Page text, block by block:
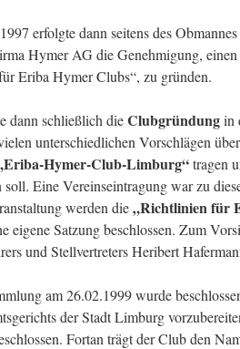
erfolgte dann seitens des
Hymer AG die Genehmigung,
Eriba Hymer Clubs“, zu gründen.
dann schließlich dieClubgründungin
unterschiedlichen Vorschlägen
Hymer-Club-Limburg“tragen
soll. Eine Vereinseintragung war zu
werden die„Richtlinien für
eigene Satzung beschlossen. Zum
und Stellvertreters Heribert
am 26.02.1999 wurde
der Stadt Limburg
Fortan trägt der Club den